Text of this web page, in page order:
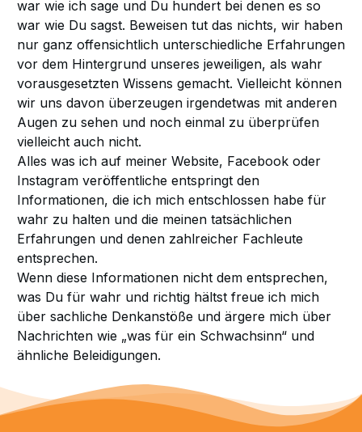
war wie ich sage und Du hundert bei denen es so
war wie Du sagst. Beweisen tut das nichts, wir haben
nur ganz offensichtlich unterschiedliche Erfahrungen
vor dem Hintergrund unseres jeweiligen, als wahr
vorausgesetzten Wissens gemacht. Vielleicht können
wir uns davon überzeugen irgendetwas mit anderen
Augen zu sehen und noch einmal zu überprüfen
vielleicht auch nicht.
Alles was ich auf meiner Website, Facebook oder
Instagram veröffentliche entspringt den
Informationen, die ich mich entschlossen habe für
wahr zu halten und die meinen tatsächlichen
Erfahrungen und denen zahlreicher Fachleute
entsprechen.
Wenn diese Informationen nicht dem entsprechen,
was Du für wahr und richtig hältst freue ich mich
über sachliche Denkanstöße und ärgere mich über
Nachrichten wie „was für ein Schwachsinn“ und
ähnliche Beleidigungen.